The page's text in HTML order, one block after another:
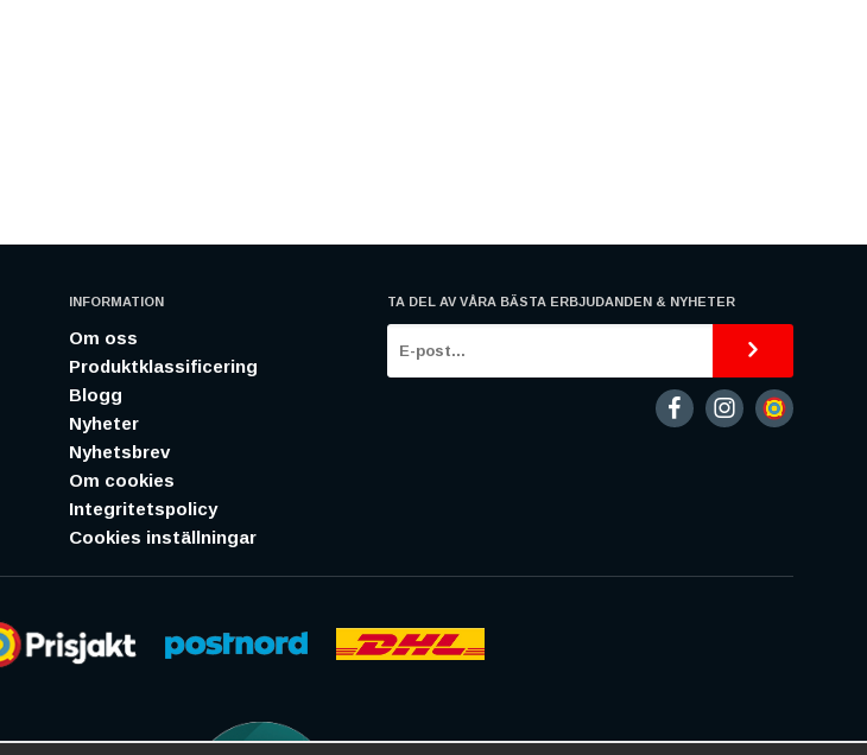
INFORMATION
Om oss
Produktklassificering
Blogg
Nyheter
Nyhetsbrev
Om cookies
Integritetspolicy
Cookies inställningar
TA DEL AV VÅRA BÄSTA ERBJUDANDEN & NYHETER